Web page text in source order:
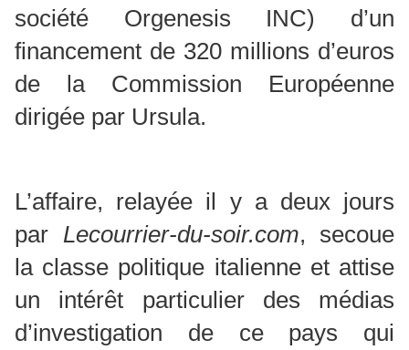
société Orgenesis INC) d’un
financement de 320 millions d’euros
de la Commission Européenne
dirigée par Ursula.
L’affaire, relayée il y a deux jours
par Lecourrier-du-soir.com, secoue
la classe politique italienne et attise
un intérêt particulier des médias
d’investigation de ce pays qui